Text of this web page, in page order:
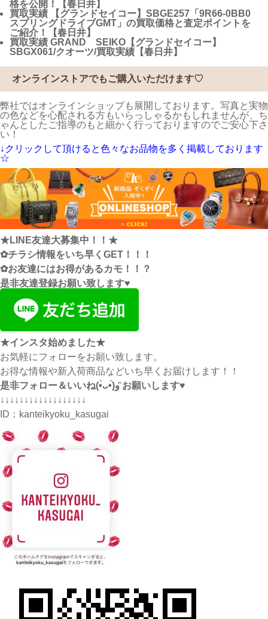
格を公開！【春日井】
買取実績 【グランドセイコー】SBGE257「9R66-0BB0
スプリングドライブGMT」の買取価格と査定ポイントを
ご紹介！【春日井】
買取実績 GRAND SEIKO【グランドセイコー】
SBGX061/クオーツ/買取実績【春日井】
オンラインストアでもご購入いただけます♡
弊社ではオンラインショップも展開しております。写真と実物
の色などを心配される方もいらっしゃるかもしれませんが、ち
ゃんとしたご指導のもと細かく行っておりますのでご安心下さ
い！
↓クリックして頂けると色々なお品物を多く掲載しております
☆
★LINE友達大募集中！！★
✿チラシ情報をいち早くGET！！！
✿お友達にはお得があるカモ！！？
是非友達登録お願い致します♥
★インスタ始めました★
お気軽にフォローをお願い致します。
お得な情報や新入荷商品などいち早くお届けします！！
是非フォロー＆いいね(•̀ᴗ•́)و ̑̑お願いします♥
↓↓↓↓↓↓↓↓↓↓↓↓↓↓↓↓↓↓
ID： kanteikyoku_kasugai